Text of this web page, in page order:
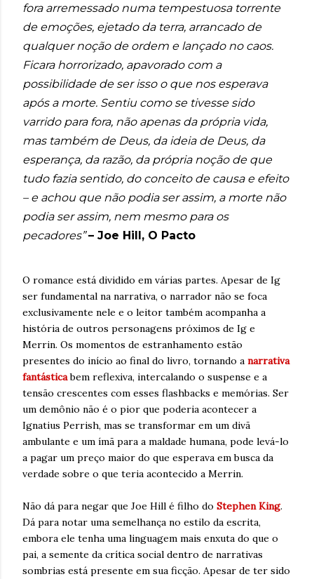
fora arremessado numa tempestuosa torrente
de emoções, ejetado da terra, arrancado de
qualquer noção de ordem e lançado no caos.
Ficara horrorizado, apavorado com a
possibilidade de ser isso o que nos esperava
após a morte. Sentiu como se tivesse sido
varrido para fora, não apenas da própria vida,
mas também de Deus, da ideia de Deus, da
esperança, da razão, da própria noção de que
tudo fazia sentido, do conceito de causa e efeito
– e achou que não podia ser assim, a morte não
podia ser assim, nem mesmo para os
pecadores”– Joe Hill, O Pacto
O romance está dividido em várias partes. Apesar de Ig
ser fundamental na narrativa, o narrador não se foca
exclusivamente nele e o leitor também acompanha a
história de outros personagens próximos de Ig e
Merrin. Os momentos de estranhamento estão
presentes do início ao final do livro, tornando a narrativa
fantásticabem reflexiva, intercalando o suspense e a
tensão crescentes com esses flashbacks e memórias. Ser
um demônio não é o pior que poderia acontecer a
Ignatius Perrish, mas se transformar em um divã
ambulante e um ímã para a maldade humana, pode levá-lo
a pagar um preço maior do que esperava em busca da
verdade sobre o que teria acontecido a Merrin.
Não dá para negar que Joe Hill é filho do Stephen King.
Dá para notar uma semelhança no estilo da escrita,
embora ele tenha uma linguagem mais enxuta do que o
pai, a semente da crítica social dentro de narrativas
sombrias está presente em sua ficção. Apesar de ter sido